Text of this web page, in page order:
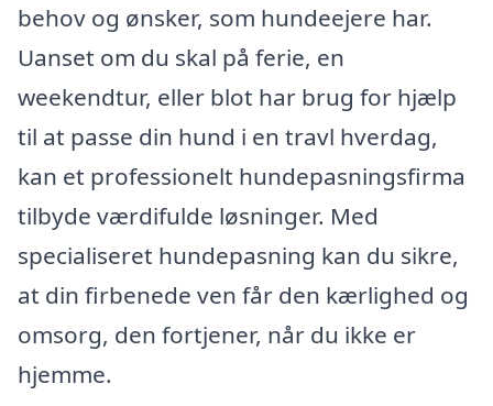
behov og ønsker, som hundeejere har.
Uanset om du skal på ferie, en
weekendtur, eller blot har brug for hjælp
til at passe din hund i en travl hverdag,
kan et professionelt hundepasningsfirma
tilbyde værdifulde løsninger. Med
specialiseret hundepasning kan du sikre,
at din firbenede ven får den kærlighed og
omsorg, den fortjener, når du ikke er
hjemme.